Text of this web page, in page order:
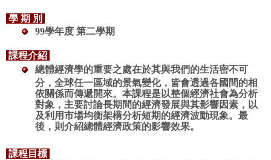
學 期 別
99學年度 第二學期
課程介紹
總體經濟學的重要之處在於其與我們的生活密不可
分，全球任一區域的景氣變化，皆會透過各國間的相
依關係而傳遞開來。本課程是以整個經濟社會為分析
對象，主要討論長期間的經濟發展與其影響因素，以
及利用市場均衡架構分析短期的經濟波動現象。最
後，則介紹總體經濟政策的影響效果。
課程目標